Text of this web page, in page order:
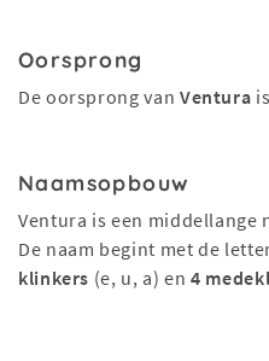
Oorsprong
De oorsprong van Ventura
Naamsopbouw
Ventura is een middellange
De naam begint met de
klinkers (e, u, a) en4